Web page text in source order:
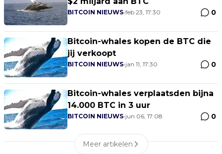
BITCOIN NIEUWS•feb 23, 17:30 0
Bitcoin-whales kopen de BTC die
jij verkoopt
BITCOIN NIEUWS•jan 11, 17:30 0
Bitcoin-whales verplaatsden bijna
14.000 BTC in 3 uur
BITCOIN NIEUWS•jun 06, 17:08 0
Meer artikelen